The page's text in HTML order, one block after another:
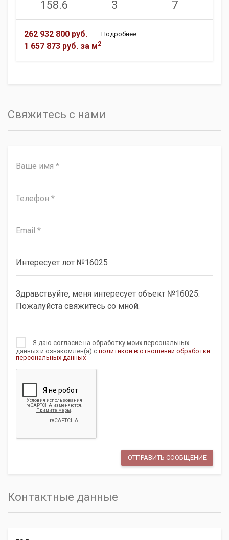
158.6 3 7
262 932 800 руб.
1 657 873 руб. за м2
Подробнее
Свяжитесь с нами
Я даю согласие на обработку моих персональных
данных и ознакомлен(а) с политикой в отношении обработки
персональных данных
Контактные данные